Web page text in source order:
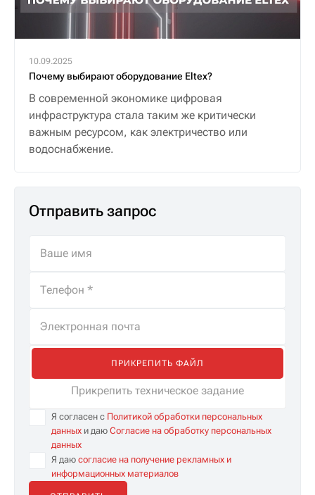
10.09.2025
Почему выбирают оборудование Eltex?
В современной экономике цифровая
инфраструктура стала таким же критически
важным ресурсом, как электричество или
водоснабжение.
Отправить запрос
ПРИКРЕПИТЬ ФАЙЛ
Прикрепить техническое задание
Я согласен с Политикой обработки персональных
данных и даю Согласие на обработку персональных
данных
Я даю согласие на получение рекламных и
информационных материалов